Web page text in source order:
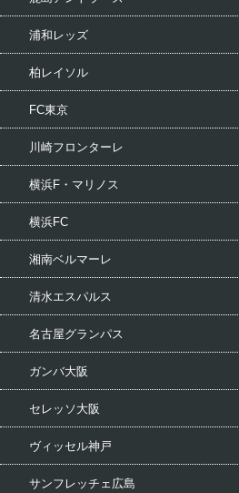
浦和レッズ
柏レイソル
FC東京
川崎フロンターレ
横浜F・マリノス
横浜FC
湘南ベルマーレ
清水エスパルス
名古屋グランパス
ガンバ大阪
セレッソ大阪
ヴィッセル神戸
サンフレッチェ広島